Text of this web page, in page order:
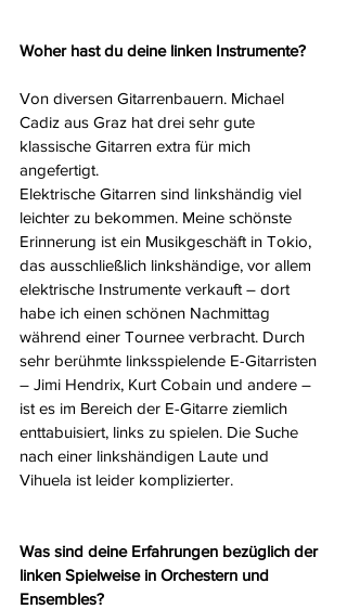
Woher hast du deine linken Instrumente?
Von diversen Gitarrenbauern. Michael
Cadiz aus Graz hat drei sehr gute
klassische Gitarren extra für mich
angefertigt.
Elektrische Gitarren sind linkshändig viel
leichter zu bekommen. Meine schönste
Erinnerung ist ein Musikgeschäft in Tokio,
das ausschließlich linkshändige, vor allem
elektrische Instrumente verkauft – dort
habe ich einen schönen Nachmittag
während einer Tournee verbracht. Durch
sehr berühmte linksspielende E-Gitarristen
– Jimi Hendrix, Kurt Cobain und andere –
ist es im Bereich der E-Gitarre ziemlich
enttabuisiert, links zu spielen. Die Suche
nach einer linkshändigen Laute und
Vihuela ist leider komplizierter.
Was sind deine Erfahrungen bezüglich der
linken Spielweise in Orchestern und
Ensembles?